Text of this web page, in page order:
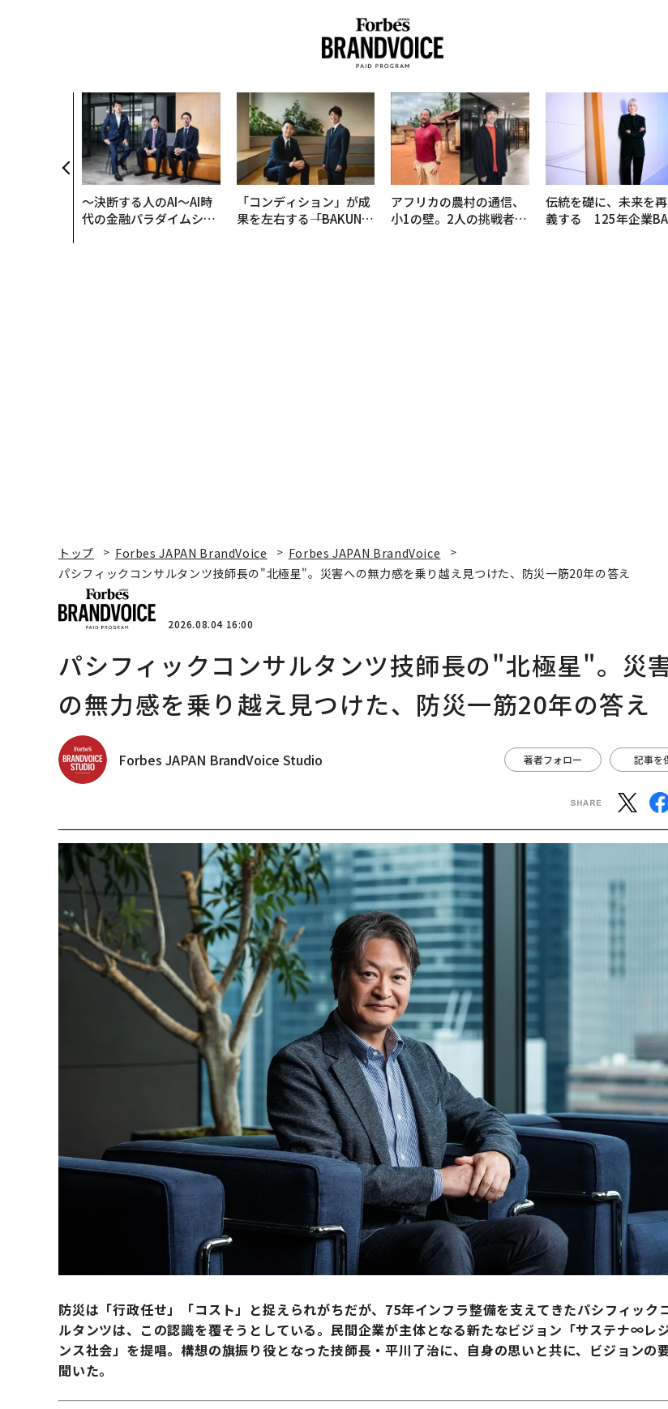
〜決断する人のAI〜AI時
代の金融パラダイムシフ
「コンディション」が成
果を左右する――「BAKUN
アフリカの農村の通信、
小1の壁。2人の挑戦者が
伝統を礎に、未来を
義する 125年企業
トップ Forbes JAPAN BrandVoice
Forbes JAPAN BrandVoice
パシフィックコンサルタンツ技師長の"北極星"。災害への無力感を乗り越え見つけた、防災一筋20年の答え
2026.08.04 16:00
パシフィックコンサルタンツ技師長の"北極星"。災
の無力感を乗り越え見つけた、防災一筋20年の答え
Forbes JAPAN BrandVoice Studio 著者フォロー 記事を
防災は「行政任せ」「コスト」と捉えられがちだが、75年インフラ整備を支えてきたパシフィック
ルタンツは、この認識を覆そうとしている。民間企業が主体となる新たなビジョン「サステナ∞レ
ンス社会」を提唱。構想の旗振り役となった技師長・平川了治に、自身の思いと共に、ビジョンの
聞いた。